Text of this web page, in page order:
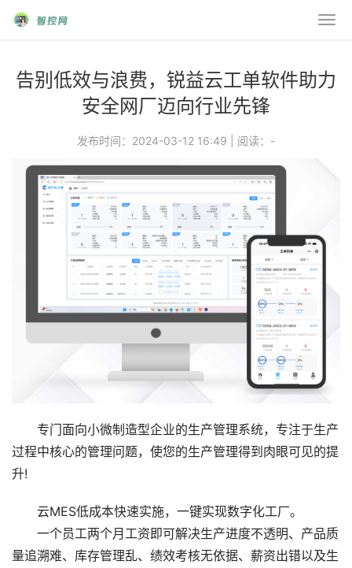
告别低效与浪费，锐益云工单软件助力
安全网厂迈向行业先锋
发布时间：2024-03-12 16:49 阅读： -
专门面向小微制造型企业的生产管理系统，专注于生产
过程中核心的管理问题，使您的生产管理得到肉眼可见的提
升!
云MES低成本快速实施，一键实现数字化工厂。
一个员工两个月工资即可解决生产进度不透明、产品质
量追溯难、库存管理乱、绩效考核无依据、薪资出错以及生